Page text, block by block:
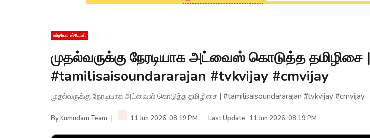
வீடியோ ஸ்டோரி
முதல்வருக்கு நேரடியாக அட்வைஸ் கொடுத்த தமிழிசை |
#tamilisaisoundararajan #tvkvijay #cmvijay
முதல்வருக்கு நேரடியாக அட்வைஸ் கொடுத்த தமிழிசை | #tamilisaisoundararajan #tvkvijay #cmvijay
ByKumudam Team 11 Jun 2026, 08:19 PM Last Update : 11 Jun 2026, 08:19 PM